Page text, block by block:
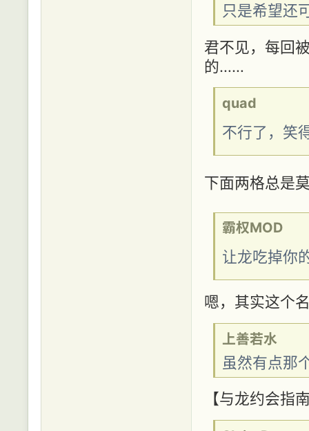
只是希望还
君不见，每回
的……
quad
不行了，笑
下面两格总是
霸权MOD
让龙吃掉你
嗯，其实这个
上善若水
虽然有点那
【与龙约会指